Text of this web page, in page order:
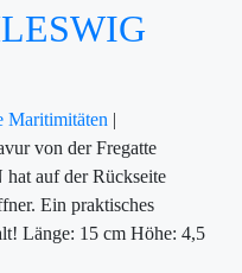
Maritimitäten |
von der Fregatte
auf der Rückseite
Ein praktisches
Länge: 15 cm Höhe: 4,5